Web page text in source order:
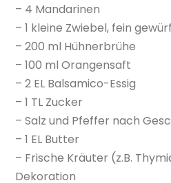
– 4 Mandarinen
– 1 kleine Zwiebel, fein
– 200 ml Hühnerbrühe
– 100 ml Orangensaft
– 2 EL Balsamico-Essig
– 1 TL Zucker
– Salz und Pfeffer nach
– 1 EL Butter
– Frische Kräuter (z.B.
Dekoration